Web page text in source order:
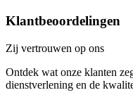
Klantbeoordelingen
Zij vertrouwen op ons
Ontdek wat onze klanten
dienstverlening en de